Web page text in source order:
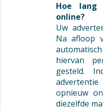
Hoe
online?
Uw
Na afloop
hiervan
gesteld.
opnieuw
diezelfde